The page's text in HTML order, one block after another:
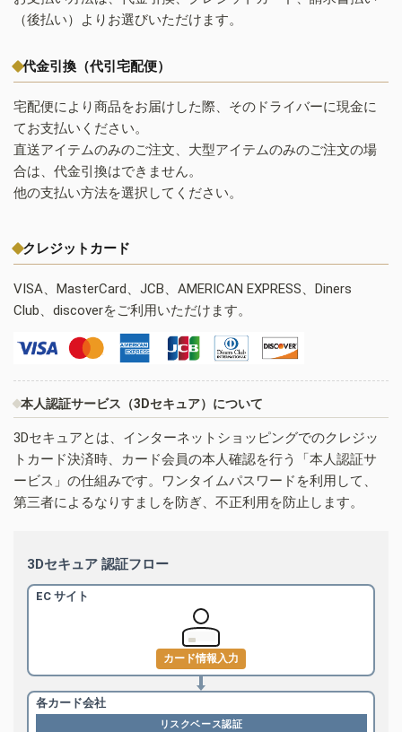
（後払い）よりお選びいただけます。
代金引換（代引宅配便）
宅配便により商品をお届けした際、そのドライバーに現金に
てお支払いください。
直送アイテムのみのご注文、大型アイテムのみのご注文の場
合は、代金引換はできません。
他の支払い方法を選択してください。
クレジットカード
VISA、MasterCard、JCB、AMERICAN EXPRESS、Diners
Club、discoverをご利用いただけます。
本人認証サービス（3Dセキュア）について
3Dセキュアとは、インターネットショッピングでのクレジッ
トカード決済時、カード会員の本人確認を行う「本人認証サ
ービス」の仕組みです。ワンタイムパスワードを利用して、
第三者によるなりすましを防ぎ、不正利用を防止します。
3Dセキュア 認証フロー
EC サイト
カード情報入力
各カード会社
リスクベース認証